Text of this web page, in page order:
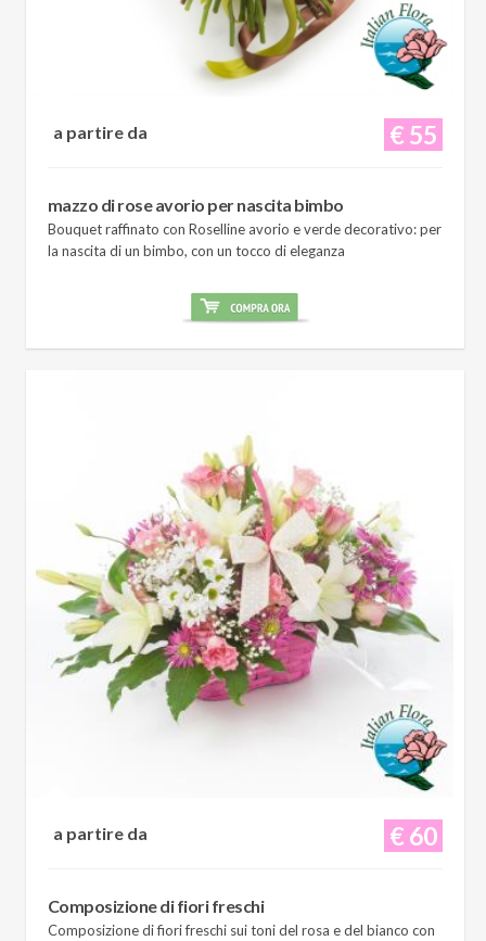
€ 55
a partire da
mazzo di rose avorio per nascita bimbo
Bouquet raffinato con Roselline avorio e verde decorativo: per
la nascita di un bimbo, con un tocco di eleganza
€ 60
a partire da
Composizione di fiori freschi
Composizione di fiori freschi sui toni del rosa e del bianco con